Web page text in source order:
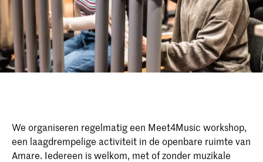
We organiseren regelmatig een Meet4Music workshop,
een laagdrempelige activiteit in de openbare ruimte van
Amare. Iedereen is welkom, met of zonder muzikale